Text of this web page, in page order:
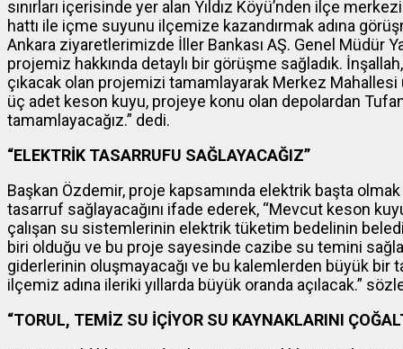
sınırları içerisinde yer alan Yıldız Köyü’nden ilçe
hattı ile içme suyunu ilçemize kazandırmak adına
Ankara ziyaretlerimizde İller Bankası AŞ. Genel Müdür
projemiz hakkında detaylı bir görüşme sağladık.
çıkacak olan projemizi tamamlayarak Merkez Mahallesi
üç adet keson kuyu, projeye konu olan depolardan
tamamlayacağız.” dedi.
“ELEKTRİK TASARRUFU SAĞLAYACAĞIZ”
Başkan Özdemir, proje kapsamında elektrik başta
tasarruf sağlayacağını ifade ederek, “Mevcut keson
çalışan su sistemlerinin elektrik tüketim bedelinin
biri olduğu ve bu proje sayesinde cazibe su temini
giderlerinin oluşmayacağı ve bu kalemlerden büyük
ilçemiz adına ileriki yıllarda büyük oranda açılacak.”
“TORUL, TEMİZ SU İÇİYOR SU KAYNAKLARINI